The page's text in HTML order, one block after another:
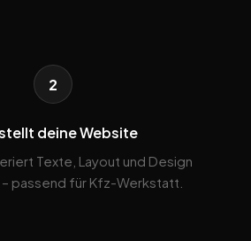
2
deine Website
Texte, Layout und Design
passend für Kfz-Werkstatt.